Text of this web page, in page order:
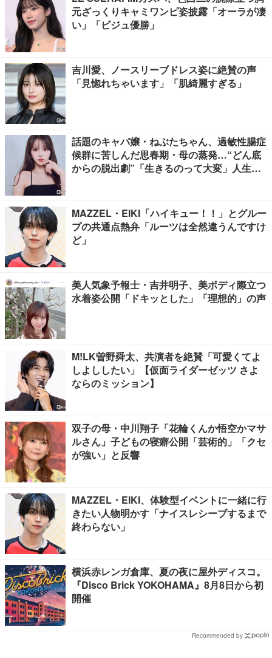
元ざっくりキャミワンピ姿披露「オーラが凄
い」「ビジュ優勝」
吉川愛、ノースリーブドレス姿に絶賛の声
「見惚れちゃいます」「肌綺麗すぎる」
話題のキャバ嬢・ねぶたちゃん、過敏性腸症
候群に苦しんだ思春期・母の蒸発…“どん底
からの脱出劇”「生きるのって大変」人生変
MAZZEL・EIKI「ハイキュー！！」とグルー
プの共通点熱弁「ルーツは全然違うんですけ
ど」
美人気象予報士・吉井明子、美ボディ際立つ
水着姿公開「ドキッとした」「理想的」の声
M!LK曽野舜太、共演者を絶賛「可愛くてよ
しよししたい」【仮面ライダーゼッツ さよ
ならのミッション】
双子の母・中川翔子「花輪くんか悟空かマサ
ルさん」子どもの寝癖公開「芸術的」「クセ
が強い」と反響
MAZZEL・EIKI、体験型イベントに一緒に行
きたい人物明かす「ナイスレシーブするまで
終わらない」
横浜赤レンガ倉庫、夏の夜に屋外ディスコ。
『Disco Brick YOKOHAMA』8月8日から初
開催
Recommended by